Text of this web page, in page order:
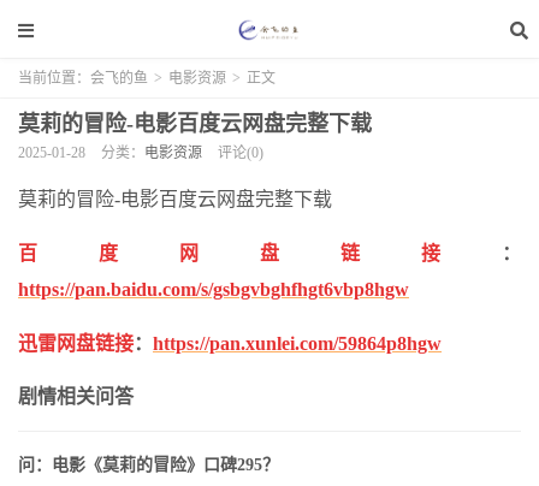
当前位置： 会飞的鱼 > 电影资源 > 正文
莫莉的冒险-电影百度云网盘完整下载
2025-01-28 分类： 电影资源 评论(0)
莫莉的冒险-电影百度云网盘完整下载
百度网盘链接
：
https://pan.baidu.com/s/gsbgvbghfhgt6vbp8hgw
迅雷网盘链接： https://pan.xunlei.com/59864p8hgw
剧情相关问答
问：电影《莫莉的冒险》口碑295？